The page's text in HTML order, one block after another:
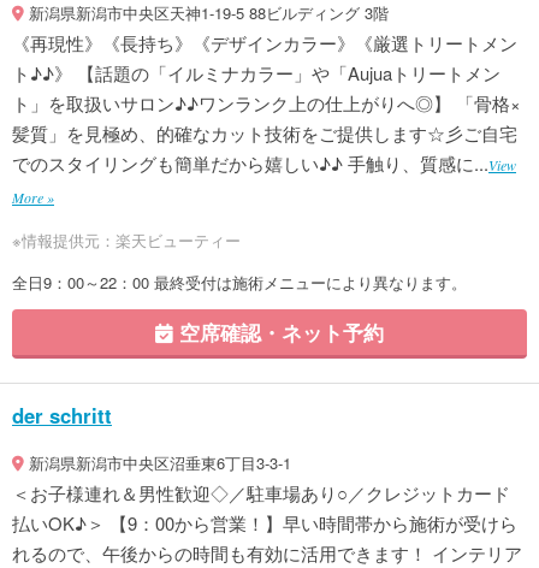
新潟県新潟市中央区天神1-19-5 88ビルディング 3階
《再現性》《長持ち》《デザインカラー》《厳選トリートメン
ト♪♪》 【話題の「イルミナカラー」や「Aujuaトリートメン
ト」を取扱いサロン♪♪ワンランク上の仕上がりへ◎】 「骨格×
髪質」を見極め、的確なカット技術をご提供します☆彡ご自宅
でのスタイリングも簡単だから嬉しい♪♪ 手触り、質感に...View
More »
※情報提供元：楽天ビューティー
全日9：00～22：00 最終受付は施術メニューにより異なります。
空席確認・ネット予約
der schritt
新潟県新潟市中央区沼垂東6丁目3-3-1
＜お子様連れ＆男性歓迎◇／駐車場あり○／クレジットカード
払いOK♪＞ 【9：00から営業！】早い時間帯から施術が受けら
れるので、午後からの時間も有効に活用できます！ インテリア